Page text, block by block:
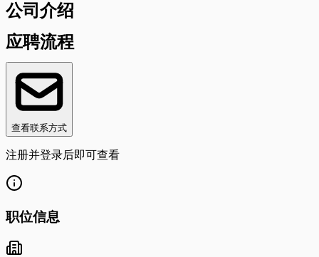
公司介绍
应聘流程
查看联系方式
注册并登录后即可查看
职位信息